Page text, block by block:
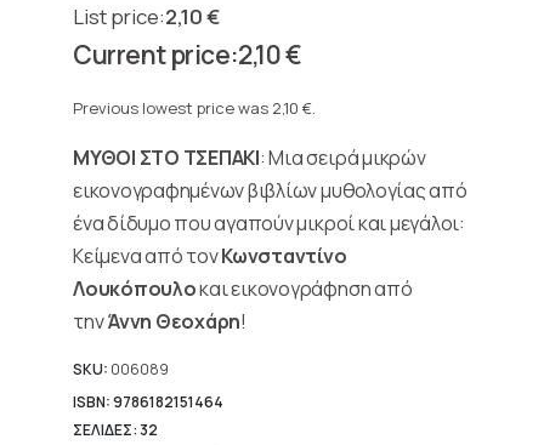
2,10€
Original
price
2,10 €.
2,10€
price
2,10 €.
Previous lowest price was 2,10 €.
ΜΥΘΟΙ ΣΤΟ ΤΣΕΠΑΚΙ: Μια σειρά μικρών
εικονογραφημένων βιβλίων μυθολογίας από
ένα δίδυμο που αγαπούν μικροί και μεγάλοι:
Κείμενα από τονΚωνσταντίνο
Λουκόπουλοκαι εικονογράφηση από
τηνΆννη Θεοχάρη!
SKU: 006089
ISBN: 9786182151464
ΣΕΛΙΔΕΣ: 32